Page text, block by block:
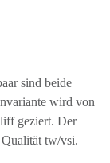
sind beide
wird von
geziert. Der
tw/vsi.